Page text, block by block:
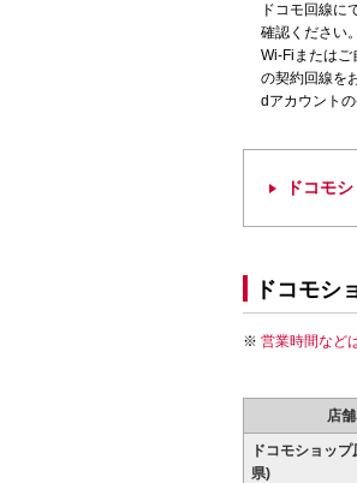
ドコモ回線に
確認ください。
Wi-Fiまたはご
の契約回線を
dアカウント
ドコモ
ドコモシ
営業時間など
店
ドコモショッ
県)